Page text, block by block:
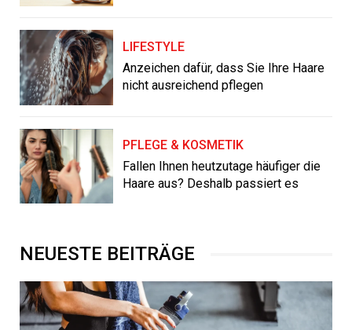
LIFESTYLE
Anzeichen dafür, dass Sie Ihre Haare
nicht ausreichend pflegen
PFLEGE & KOSMETIK
Fallen Ihnen heutzutage häufiger die
Haare aus? Deshalb passiert es
NEUESTE BEITRÄGE